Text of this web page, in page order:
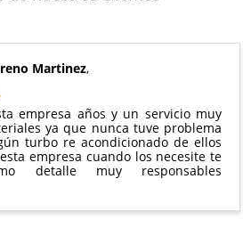
de aire acondicionado.
cumplen con la legislación
debe haber sido montado ni
en su
Martinez,
empresa años y un servicio muy
ya que nunca tuve problema
turbo re acondicionado de ellos
empresa cuando los necesite te
detalle muy responsables